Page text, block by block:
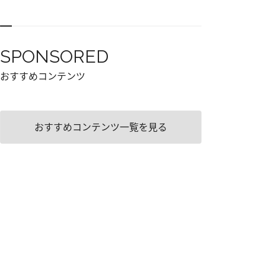
SPONSORED
おすすめコンテンツ
おすすめコンテンツ一覧を見る